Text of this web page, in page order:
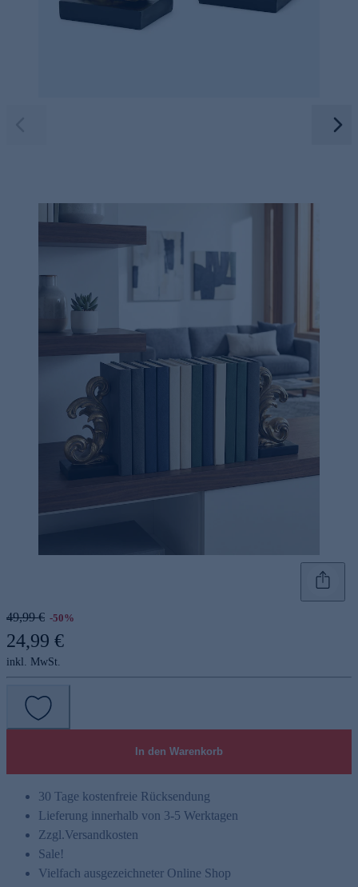
49,99 € -50%
24,99 €
inkl. MwSt.
In den Warenkorb
30 Tage kostenfreie Rücksendung
Lieferung innerhalb von 3-5 Werktagen
Zzgl.Versandkosten
Sale!
Vielfach ausgezeichneter Online Shop